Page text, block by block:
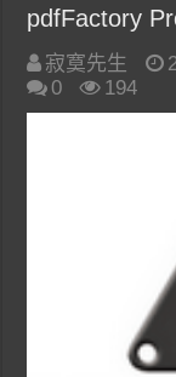
pdfFactory
寂寞先生
0
194